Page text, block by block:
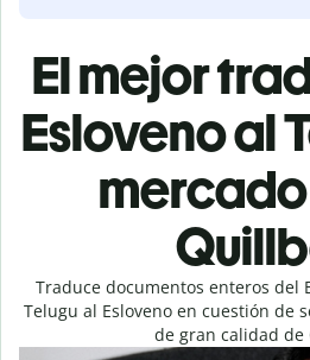
El mejor
Esloveno al
Traduce documentos enteros del
Telugu al Esloveno en cuestión de
de gran calidad de